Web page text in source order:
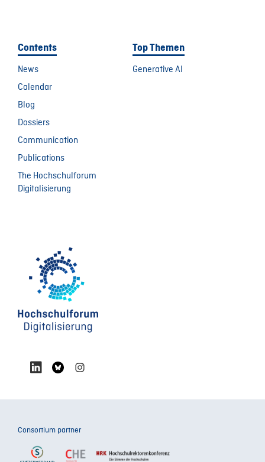
Contents
News
Calendar
Blog
Dossiers
Communication
Publications
The Hochschulforum
Digitalisierung
Top Themen
Generative AI
Consortium partner